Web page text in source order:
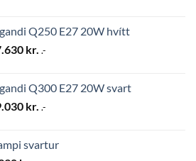
kr..7.630 kr..
Q250 E27 20W hvítt
kr..
kr. Current
7.630 kr..
.-
Q300 E27 20W svart
kr..
kr. Current
9.030 kr..
.-
svartur